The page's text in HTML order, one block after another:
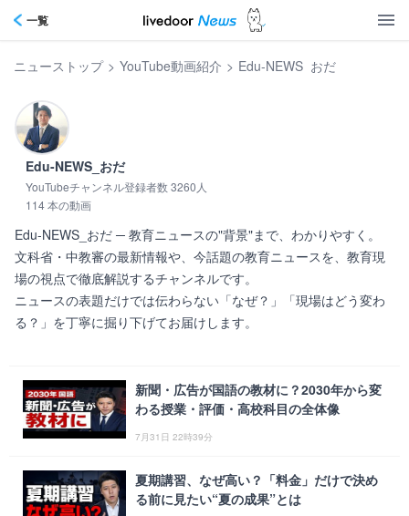
一覧
ニューストップ > YouTube動画紹介 > Edu-NEWS_おだ
Edu-NEWS_おだ
YouTubeチャンネル登録者数 3260人
114 本の動画
Edu-NEWS_おだ ─ 教育ニュースの"背景"まで、わかりやすく。
文科省・中教審の最新情報や、今話題の教育ニュースを、教育現
場の視点で徹底解説するチャンネルです。
ニュースの表題だけでは伝わらない「なぜ？」「現場はどう変わ
る？」を丁寧に掘り下げてお届けします。
新聞・広告が国語の教材に？2030年から変
わる授業・評価・高校科目の全体像
7月31日 22時39分
夏期講習、なぜ高い？「料金」だけで決め
る前に見たい“夏の成果”とは